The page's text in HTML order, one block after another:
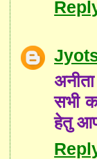
सभी
हेतु आप